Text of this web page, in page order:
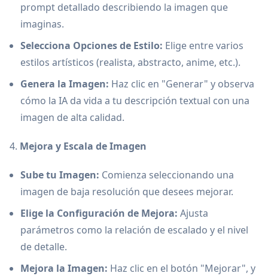
prompt detallado describiendo la imagen que
imaginas.
Selecciona Opciones de Estilo: Elige entre varios
estilos artísticos (realista, abstracto, anime, etc.).
Genera la Imagen: Haz clic en "Generar" y observa
cómo la IA da vida a tu descripción textual con una
imagen de alta calidad.
4. Mejora y Escala de Imagen
Sube tu Imagen: Comienza seleccionando una
imagen de baja resolución que desees mejorar.
Elige la Configuración de Mejora: Ajusta
parámetros como la relación de escalado y el nivel
de detalle.
Mejora la Imagen: Haz clic en el botón "Mejorar", y